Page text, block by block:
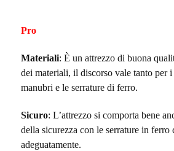
Pro
Materiali: È un attrezzo di buona
dei materiali, il discorso vale tanto per
manubri e le serrature di ferro.
Sicuro: L’attrezzo si comporta bene
della sicurezza con le serrature in
adeguatamente.